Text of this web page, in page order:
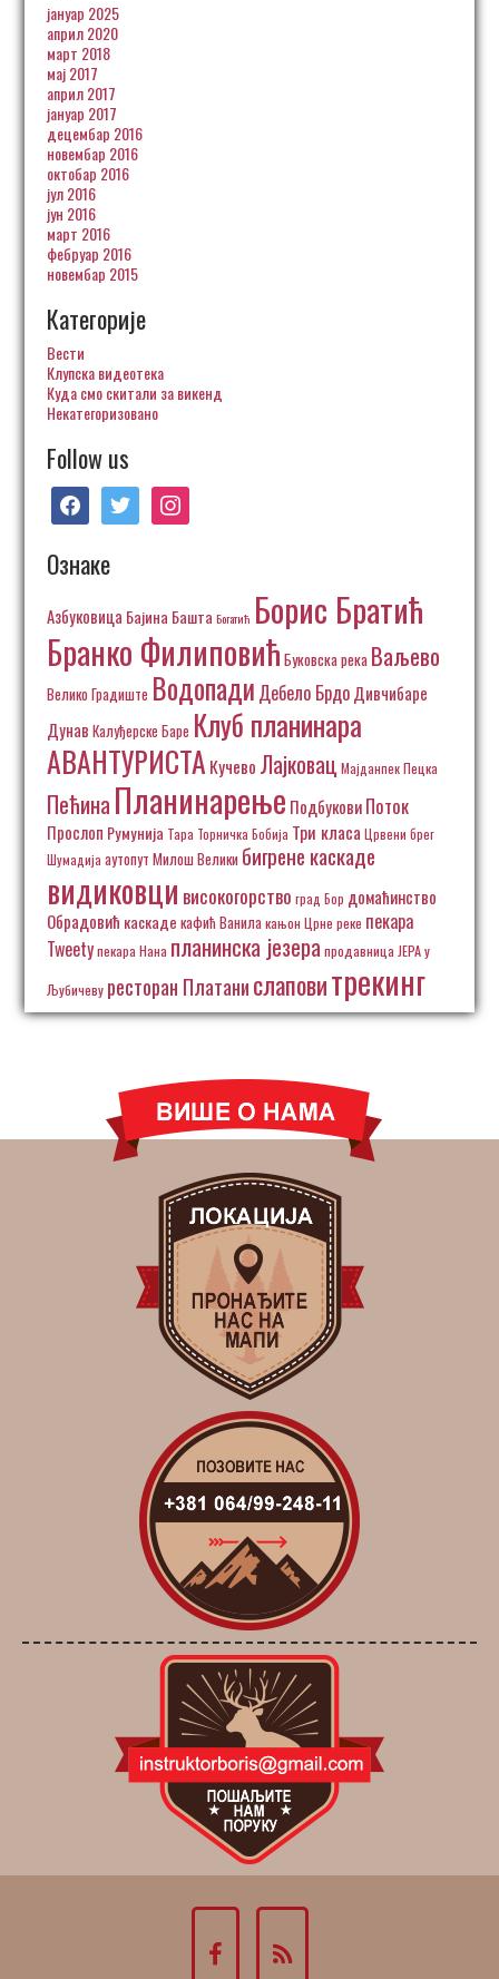
јануар 2025
април 2020
март 2018
мај 2017
април 2017
јануар 2017
децембар 2016
новембар 2016
октобар 2016
јул 2016
јун 2016
март 2016
фебруар 2016
новембар 2015
Категорије
Вести
Клупска видеотека
Куда смо скитали за викенд
Некатегоризовано
Follow us
facebooktwitter instagram
Ознаке
Азбуковица Бајина Башта Богатић Борис Братић
Бранко Филиповић Буковска река Ваљево
Велико Градиште Водопади Дебело БрдоДивчибаре
Дунав Калуђерске Баре Клуб планинара
АВАНТУРИСТА Кучево Лајковац Мајданпек Пецка
Пећина Планинарење ПодбуковиПоток
Прослоп Румунија Тара Торничка Бобија Три класа Црвени брег
Шумадија аутопут Милош Велики бигрене каскаде
видиковци високогорство град Бор домаћинство
Обрадовић каскаде кафић Ванилакањон Црне реке пекара
Tweetyпекара Нана планинска језера продавница ЈЕРА у
Љубичеву ресторан Платанислаповитрекинг